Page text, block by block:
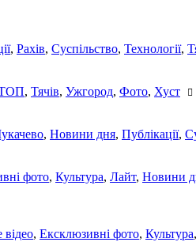
, Рахів, Суспільство, Технології,
, Тячів, Ужгород, Фото, Хуст
, Новини дня, Публікації,
фото, Культура, Лайт, Новини
, Ексклюзивні фото, Культура,